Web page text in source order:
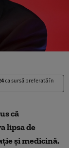
ca sursă preferată în
că
lipsa de
și medicină.